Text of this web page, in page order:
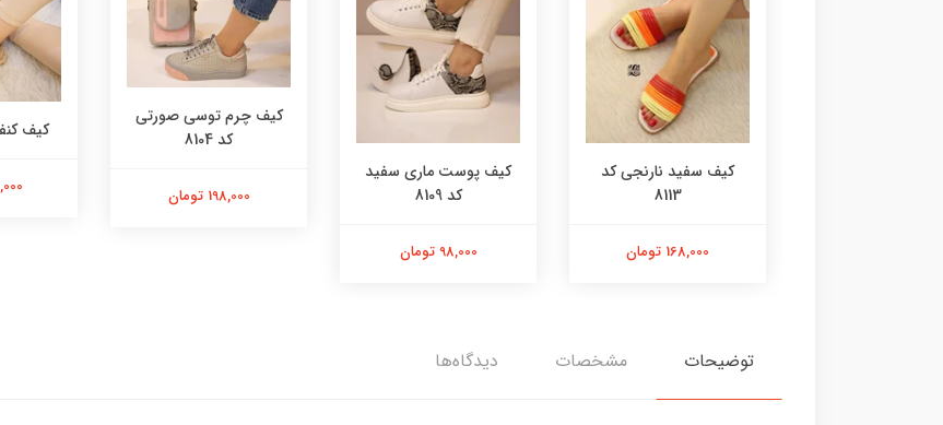
کیف سفید نارنجی کد
8113
168,000 تومان
کیف پوست ماری سفید
کد 8109
98,000 تومان
کیف چرم توسی صورتی
کد 8104
198,000 تومان
کیف کنفی
توضیحات مشخصات دیدگاه‌ها